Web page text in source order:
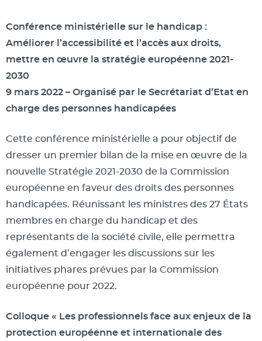
Conférence ministérielle sur le handicap :
Améliorer l’accessibilité et l’accès aux droits,
mettre en œuvre la stratégie européenne 2021-
2030
9 mars 2022 – Organisé par le Secrétariat d’Etat en
charge des personnes handicapées
Cette conférence ministérielle a pour objectif de
dresser un premier bilan de la mise en œuvre de la
nouvelle Stratégie 2021-2030 de la Commission
européenne en faveur des droits des personnes
handicapées. Réunissant les ministres des 27 États
membres en charge du handicap et des
représentants de la société civile, elle permettra
également d’engager les discussions sur les
initiatives phares prévues par la Commission
européenne pour 2022.
Colloque « Les professionnels face aux enjeux de la
protection européenne et internationale des